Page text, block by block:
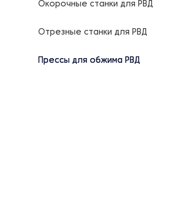
Окорочные станки для РВД
Отрезные станки для РВД
Прессы для обжима РВД